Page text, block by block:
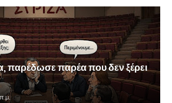
παρέδωσε παρέα που δεν ξέρει